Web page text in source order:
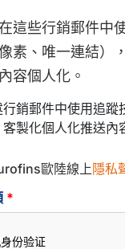
這些行銷郵件中
像素、唯一連結）
容個人化。
銷郵件中使用追蹤
製化個人化推送內
歐陸線上隱私
*